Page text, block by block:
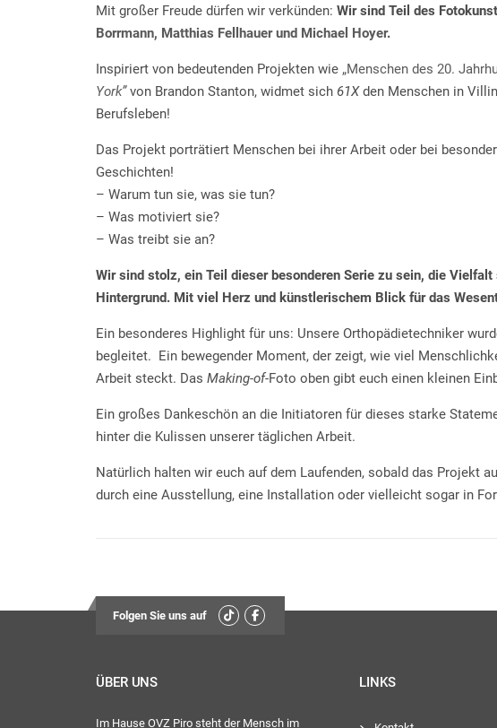
Mit großer Freude dürfen wir verkünden: Wir sind Teil des
Borrmann, Matthias Fellhauer und Michael Hoyer.
Inspiriert von bedeutenden Projekten wie „Menschen des 20.
York”von Brandon Stanton, widmet sich 61Xden Menschen in
Berufsleben!
Das Projekt porträtiert Menschen bei ihrer Arbeit oder bei
Geschichten!
– Warum tun sie, was sie tun?
– Was motiviert sie?
– Was treibt sie an?
Wir sind stolz, ein Teil dieser besonderen Serie zu sein, die
Hintergrund. Mit viel Herz und künstlerischem Blick für das
Ein besonderes Highlight für uns: Unsere Orthopädietechniker
begleitet. Ein bewegender Moment, der zeigt, wie viel
Arbeit steckt. Das Making-of-Foto oben gibt euch einen kleinen
Ein großes Dankeschön an die Initiatoren für dieses starke
hinter die Kulissen unserer täglichen Arbeit.
Natürlich halten wir euch auf dem Laufenden, sobald das Projekt
durch eine Ausstellung, eine Installation oder vielleicht sogar in
Folgen Sie uns auf
ÜBER UNS
Im Hause OVZ Piro steht der Mensch im
LINKS